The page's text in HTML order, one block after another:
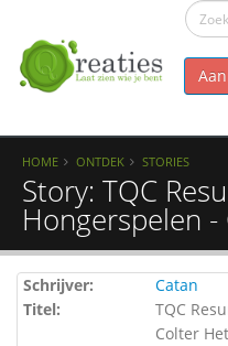
HOME ONTDEK STORIES
Story: TQC
Hongerspelen
Schrijver:
Catan
Titel:
TQC
Colter